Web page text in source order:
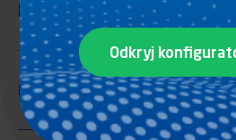
Odkryj